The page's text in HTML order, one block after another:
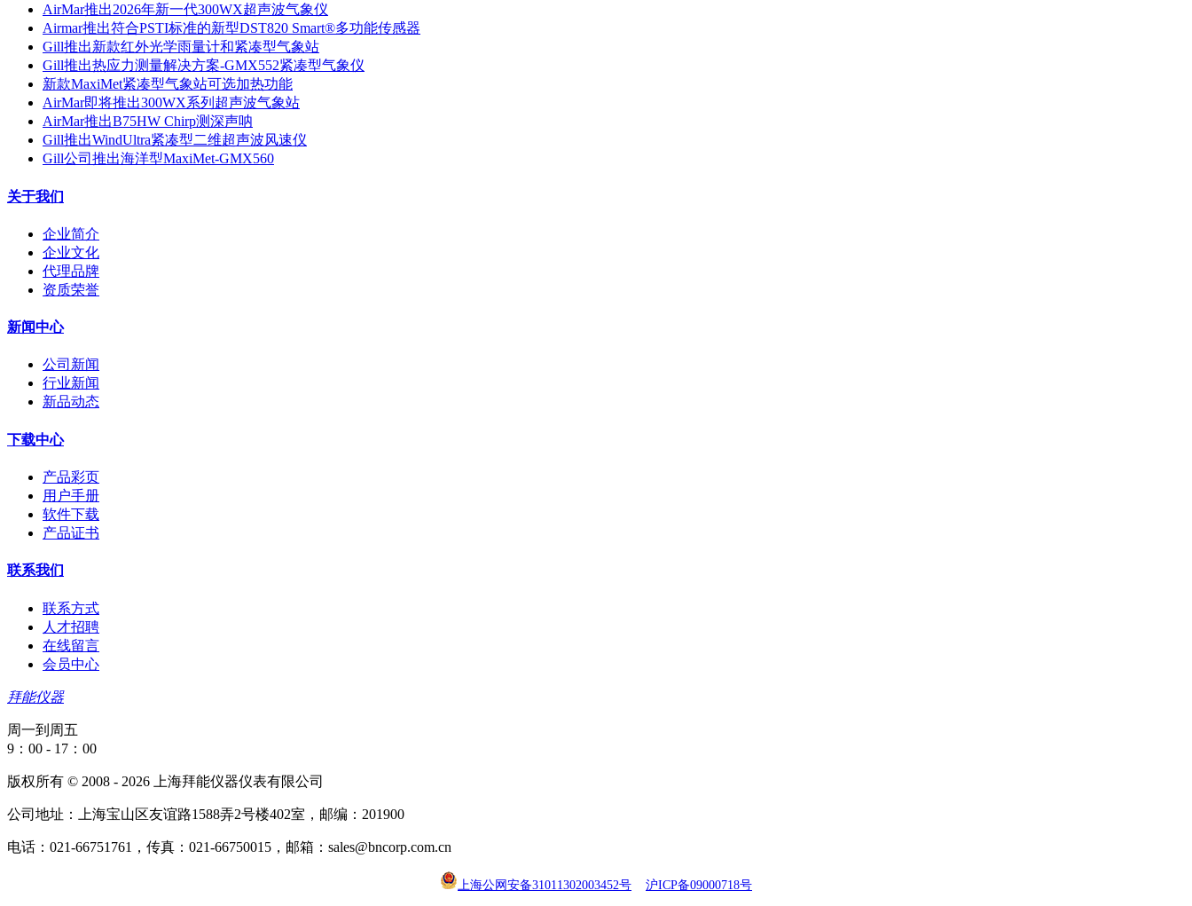
AirMar推出2026年新一代300WX超声波气象仪
Airmar推出符合PSTI标准的新型DST820 Smart®多功能传感器
Gill推出新款红外光学雨量计和紧凑型气象站
Gill推出热应力测量解决方案-GMX552紧凑型气象仪
新款MaxiMet紧凑型气象站可选加热功能
AirMar即将推出300WX系列超声波气象站
AirMar推出B75HW Chirp测深声呐
Gill推出WindUltra紧凑型二维超声波风速仪
Gill公司推出海洋型MaxiMet-GMX560
关于我们
企业简介
企业文化
代理品牌
资质荣誉
新闻中心
公司新闻
行业新闻
新品动态
下载中心
产品彩页
用户手册
软件下载
产品证书
联系我们
联系方式
人才招聘
在线留言
会员中心
拜能仪器
周一到周五
9：00 - 17：00
版权所有 © 2008 - 2026 上海拜能仪器仪表有限公司
公司地址：上海宝山区友谊路1588弄2号楼402室，邮编：201900
电话：021-66751761，传真：021-66750015，邮箱：sales@bncorp.com.cn
上海公网安备31011302003452号 沪ICP备09000718号